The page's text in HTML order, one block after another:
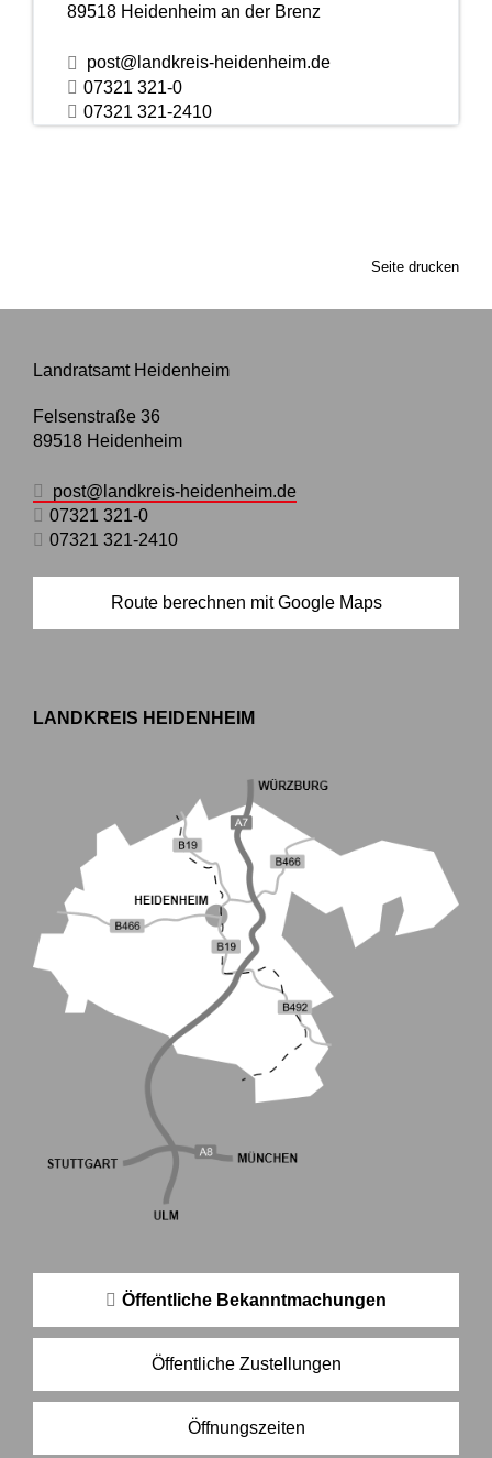
89518 Heidenheim an der Brenz
post@landkreis-heidenheim.de
07321 321-0
07321 321-2410
Seite drucken
Landratsamt Heidenheim
Felsenstraße 36
89518 Heidenheim
post@landkreis-heidenheim.de
07321 321-0
07321 321-2410
Route berechnen mit Google Maps
LANDKREIS HEIDENHEIM
Öffentliche Bekanntmachungen
Öffentliche Zustellungen
Öffnungszeiten